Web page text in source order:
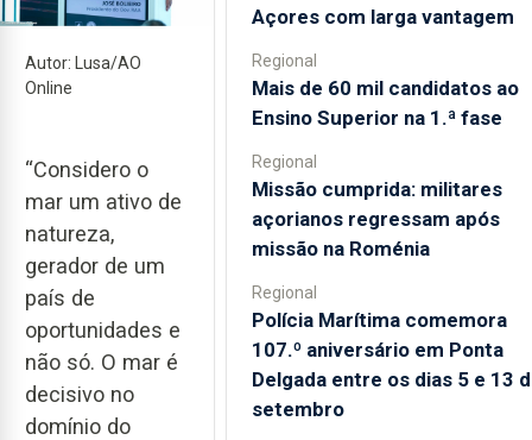
Autor: Lusa/AO
Online
“Considero o
mar um ativo de
natureza,
gerador de um
país de
oportunidades e
não só. O mar é
decisivo no
domínio do
Açores com larga vantagem
Regional
Mais de 60 mil candidatos ao
Ensino Superior na 1.ª fase
Regional
Missão cumprida: militares
açorianos regressam após
missão na Roménia
Regional
Polícia Marítima comemora
107.º aniversário em Ponta
Delgada entre os dias 5 e 13
setembro